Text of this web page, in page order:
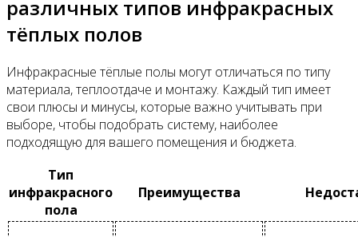
различных типов инфракрасных
тёплых полов
Инфракрасные тёплые полы могут отличаться по типу
материала, теплоотдаче и монтажу. Каждый тип имеет
свои плюсы и минусы, которые важно учитывать при
выборе, чтобы подобрать систему, наиболее
подходящую для вашего помещения и бюджета.
Тип
инфракрасного
пола
Преимущества